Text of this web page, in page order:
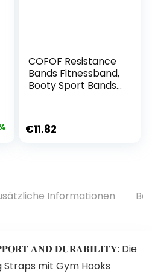
COFOF Resistance
Bands Fitnessband,
Booty Sport Bands
Beintraining,
Krafttraining,
€11.82
Informationen
𝐀𝐍𝐃 𝐃𝐔𝐑𝐀𝐁𝐈𝐋𝐈𝐓𝐘: Die
Straps mit Gym Hooks